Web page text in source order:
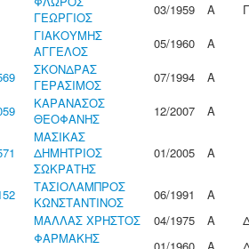
ΓΕΩΡΓΙΟΣ
03/1959 Α
ΓΙΑΚΟΥΜΗΣ
ΑΓΓΕΛΟΣ
05/1960
Α
ΣΚΟΝΔΡΑΣ
ΓΕΡΑΣΙΜΟΣ
07/1994
Α
ΚΑΡΑΝΑΣΟΣ
ΘΕΟΦΑΝΗΣ
12/2007 Α
ΜΑΣΙΚΑΣ
ΔΗΜΗΤΡΙΟΣ
ΣΩΚΡΑΤΗΣ
01/2005 Α
ΤΑΣΙΟΛΑΜΠΡΟΣ
ΚΩΝΣΤΑΝΤΙΝΟΣ
06/1991
Α
ΜΑΛΛΑΣ ΧΡΗΣΤΟΣ 04/1975 Α
ΦΑΡΜΑΚΗΣ